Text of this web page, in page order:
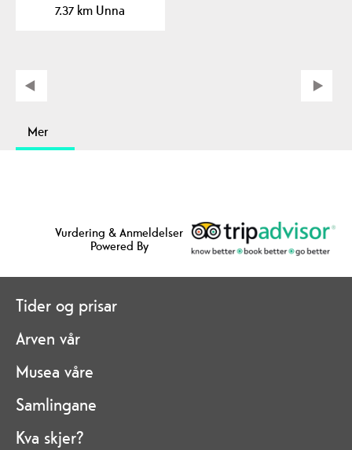
7.37 km Unna
Mer
Vurdering & Anmeldelser
Powered By
Tider og prisar
Arven vår
Musea våre
Samlingane
Kva skjer?